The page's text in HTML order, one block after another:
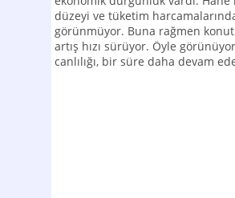
düzeyi ve tüketim
görünmüyor. Buna rağmen konut
artış hızı sürüyor. Öyle
canlılığı, bir süre daha devam